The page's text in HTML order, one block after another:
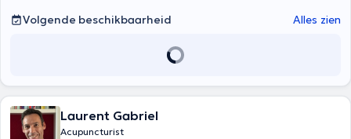
Volgende beschikbaarheid Alles zien
Laurent Gabriel
Acupuncturist